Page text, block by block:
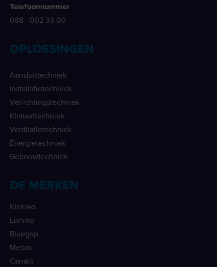
Telefoonnummer
088 - 002 33 00
OPLOSSINGEN
Aansluittechniek
Installatietechniek
Verlichtingstechniek
Klimaattechniek
Ventilatietechniek
Energietechniek
Gebouwtechniek
DE MERKEN
Klemko
Lumiko
Bluegrip
Mepac
Canalit